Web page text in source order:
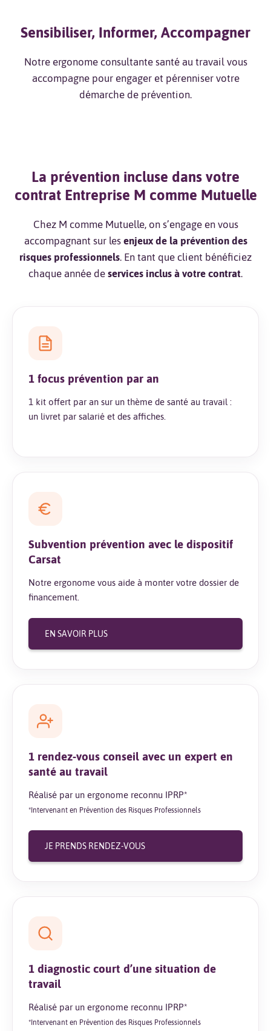
Sensibiliser, Informer, Accompagner
Notre ergonome consultante santé au travail vous
accompagne pour engager et pérenniser votre
démarche de prévention.
La prévention incluse dans votre
contrat Entreprise M comme Mutuelle
Chez M comme Mutuelle, on s’engage en vous
accompagnant sur les enjeux de la prévention des
risques professionnels. En tant que client bénéficiez
chaque année de services inclus à votre contrat.
1 focus prévention par an
1 kit offert par an sur un thème de santé au travail :
un livret par salarié et des affiches.
Subvention prévention avec le dispositif
Carsat
Notre ergonome vous aide à monter votre dossier de
financement.
EN SAVOIR PLUS
1 rendez-vous conseil avec un expert en
santé au travail
Réalisé par un ergonome reconnu IPRP*
*Intervenant en Prévention des Risques Professionnels
JE PRENDS RENDEZ-VOUS
1 diagnostic court d’une situation de
travail
Réalisé par un ergonome reconnu IPRP*
*Intervenant en Prévention des Risques Professionnels